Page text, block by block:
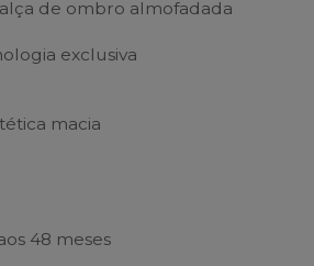
de ombro almofadada
exclusiva
macia
48 meses